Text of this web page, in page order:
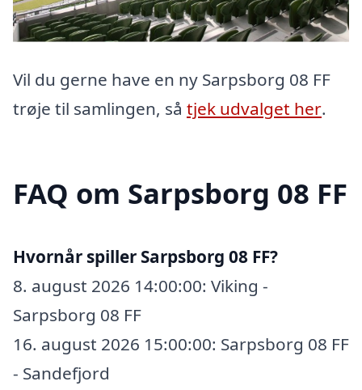
Vil du gerne have en ny Sarpsborg 08 FF
trøje til samlingen, så tjek udvalget her.
FAQ om Sarpsborg 08 FF
Hvornår spiller Sarpsborg 08 FF?
8. august 2026 14:00:00: Viking -
Sarpsborg 08 FF
16. august 2026 15:00:00: Sarpsborg 08 FF
- Sandefjord